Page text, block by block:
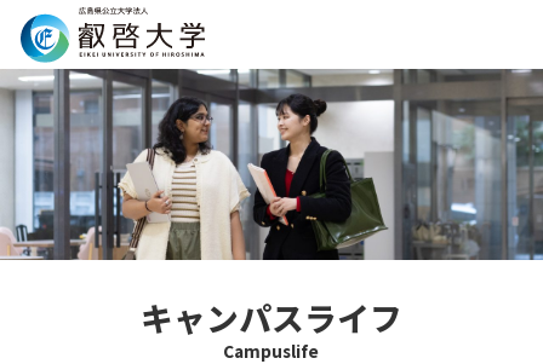
Search
キャンパスライフ
Campuslife